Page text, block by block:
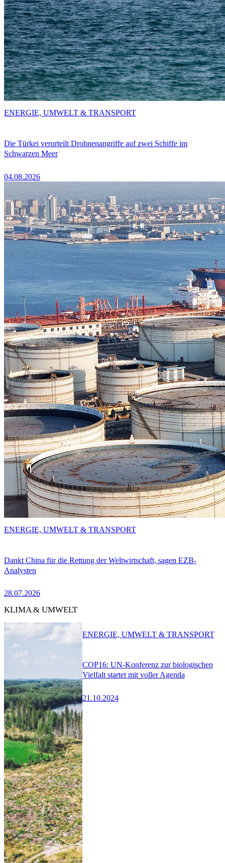
Die Türkei verurteilt Drohnenangriffe auf zwei Schiffe im
Schwarzen Meer
04.08.2026
ENERGIE, UMWELT & TRANSPORT
Dankt China für die Rettung der Weltwirtschaft, sagen EZB-
Analysten
28.07.2026
ENERGIE, UMWELT & TRANSPORT
KLIMA & UMWELT
COP16: UN-Konferenz zur biologischen
Vielfalt startet mit voller Agenda
21.10.2024
ENERGIE, UMWELT & TRANSPORT